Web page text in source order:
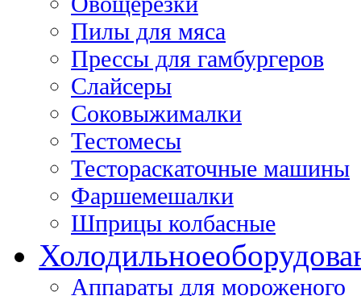
Пилы для мяса
Прессы для гамбургеров
Слайсеры
Соковыжималки
Тестомесы
Тестораскаточные машины
Фаршемешалки
Шприцы колбасные
Холодильное
Аппараты для мороженого